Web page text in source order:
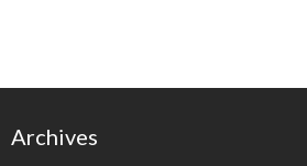
Archives